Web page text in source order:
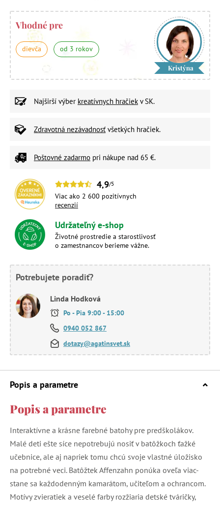
Vhodné pre
dievča od 3 rokov
Kristýna
Najširší výber kreatívnych hračiek v SK.
Zdravotná nezávadnosť všetkých hračiek.
Poštovné zadarmo pri nákupe nad 65 €.
4,9/5
Viac ako 2 600 pozitívnych
recenzií
Udržateľný e-shop
Životné prostredie a starostlivosť
o zamestnancov berieme vážne.
Potrebujete poradiť?
Linda Hodková
Po - Pia 9:00 - 15:00
0940 052 867
dotazy@agatinsvet.sk
Popis a parametre
Popis a parametre
Interaktívne a krásne farebné batohy pre predškolákov.
Malé deti ešte síce nepotrebujú nosiť v batôžkoch ťažké
učebnice, ale aj napriek tomu chcú svoje vlastné úložisko
na potrebné veci. Batôžtek Affenzahn ponúka oveľa viac-
stane sa každodenným kamarátom, učiteľom a ochrancom.
Motívy zvieratiek a veselé farby rozžiaria detské tváričky,